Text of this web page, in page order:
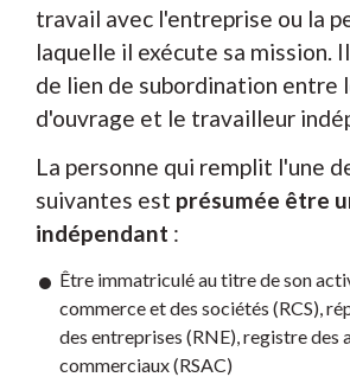
travail avec l'entreprise ou la
laquelle il exécute sa mission.
de lien de subordination entre
d'ouvrage et le travailleur
La personne qui remplit l'une
suivantes est présumée être
indépendant :
Être immatriculé au titre de son
commerce et des sociétés (RCS),
des entreprises (RNE), registre des
commerciaux (RSAC)